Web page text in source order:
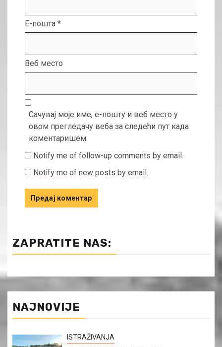
Е-пошта *
Веб место
Сачувај моје име, е-пошту и веб место у
овом прегледачу веба за следећи пут када
коментаришем.
Notify me of follow-up comments by email.
Notify me of new posts by email.
ZAPRATITE NAS:
NAJNOVIJE
ISTRAŽIVANJA